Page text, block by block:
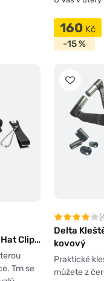
160 Kč
-15 %
Clip
Trn se
Delta
kovový
Praktické
můžete z